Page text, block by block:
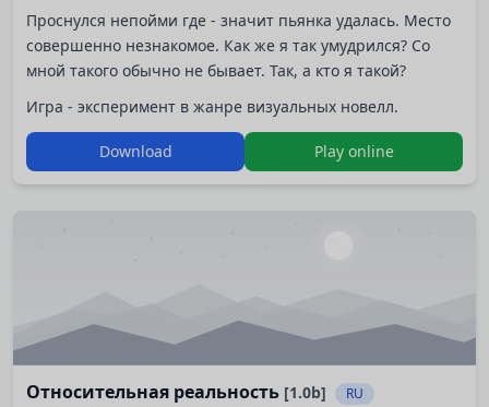
Проснулся непойми где - значит пьянка удалась. Место
совершенно незнакомое. Как же я так умудрился? Со
мной такого обычно не бывает. Так, а кто я такой?
Игра - эксперимент в жанре визуальных новелл.
Download Play online
Относительная реальность [1.0b] RU